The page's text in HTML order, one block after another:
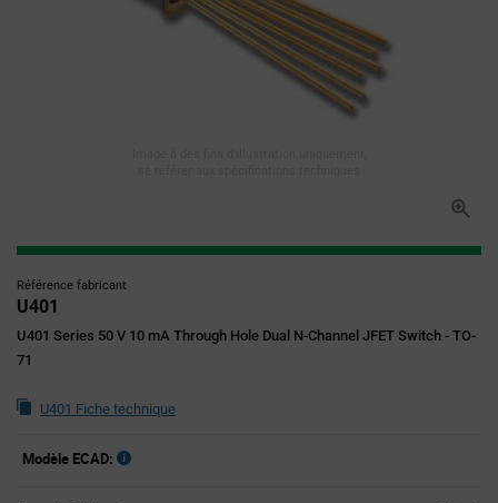
Référence fabricant
U401
U401 Series 50 V 10 mA Through Hole Dual N-Channel JFET Switch - TO-
71
U401 Fiche technique
Modèle ECAD: